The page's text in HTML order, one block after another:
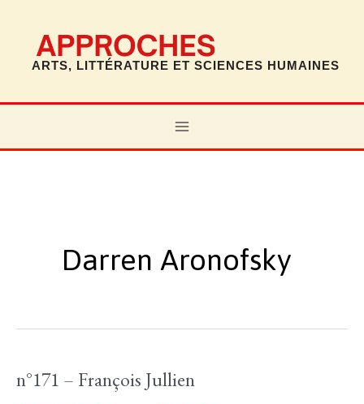
contenu
ARTS, LITTÉRATURE ET SCIENCES HUMAINES
MAIN
Darren Aronofsky
n°171 – François Jullien